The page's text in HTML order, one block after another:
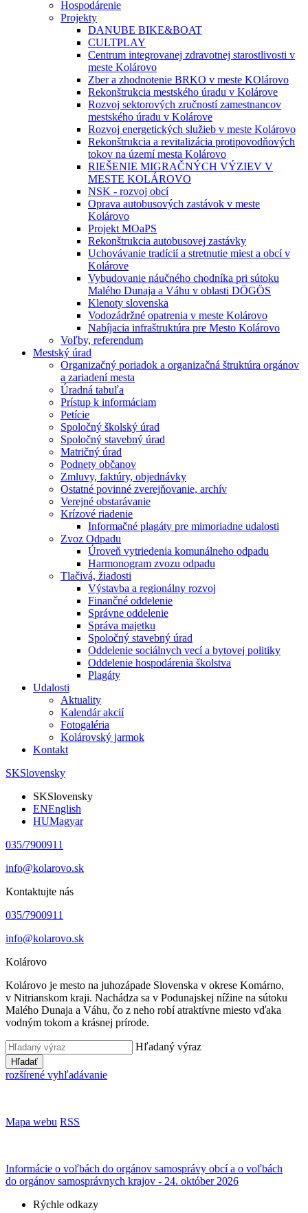
Hospodárenie
Projekty
DANUBE BIKE&BOAT
CULTPLAY
Centrum integrovanej zdravotnej starostlivosti v
meste Kolárovo
Zber a zhodnotenie BRKO v meste KOlárovo
Rekonštrukcia mestského úradu v Kolárove
Rozvoj sektorových zručností zamestnancov
mestského úradu v Kolárove
Rozvoj energetických služieb v meste Kolárovo
Rekonštrukcia a revitalizácia protipovodňových
tokov na území mesta Kolárovo
RIEŠENIE MIGRAČNÝCH VÝZIEV V
MESTE KOLÁROVO
NSK - rozvoj obcí
Oprava autobusových zastávok v meste
Kolárovo
Projekt MOaPS
Rekonštrukcia autobusovej zastávky
Uchovávanie tradícií a stretnutie miest a obcí v
Kolárove
Vybudovanie náučného chodníka pri sútoku
Malého Dunaja a Váhu v oblasti DÖGÖS
Klenoty slovenska
Vodozádržné opatrenia v meste Kolárovo
Nabíjacia infraštruktúra pre Mesto Kolárovo
Voľby, referendum
Mestský úrad
Organizačný poriadok a organizačná štruktúra orgánov
a zariadení mesta
Úradná tabuľa
Prístup k informáciam
Petície
Spoločný školský úrad
Spoločný stavebný úrad
Matričný úrad
Podnety občanov
Zmluvy, faktúry, objednávky
Ostatné povinné zverejňovanie, archív
Verejné obstarávanie
Krízové riadenie
Informačné plagáty pre mimoriadne udalosti
Zvoz Odpadu
Úroveň vytriedenia komunálneho odpadu
Harmonogram zvozu odpadu
Tlačivá, žiadosti
Výstavba a regionálny rozvoj
Finančné oddelenie
Správne oddelenie
Správa majetku
Spoločný stavebný úrad
Oddelenie sociálnych vecí a bytovej politiky
Oddelenie hospodárenia školstva
Plagáty
Udalosti
Aktuality
Kalendár akcií
Fotogaléria
Kolárovský jarmok
Kontakt
SKSlovensky
SKSlovensky
ENEnglish
HUMagyar
035/7900911
info@kolarovo.sk
Kontaktujte nás
035/7900911
info@kolarovo.sk
Kolárovo
Kolárovo je mesto na juhozápade Slovenska v okrese Komárno,
v Nitrianskom kraji. Nachádza sa v Podunajskej nížine na sútoku
Malého Dunaja a Váhu, čo z neho robí atraktívne miesto vďaka
vodným tokom a krásnej prírode.
Hľadaný výraz
Hľadať
rozšírené vyhľadávanie
Mapa webu RSS
Informácie o voľbách do orgánov samosprávy obcí a o voľbách
do orgánov samosprávnych krajov - 24. október 2026
Rýchle odkazy